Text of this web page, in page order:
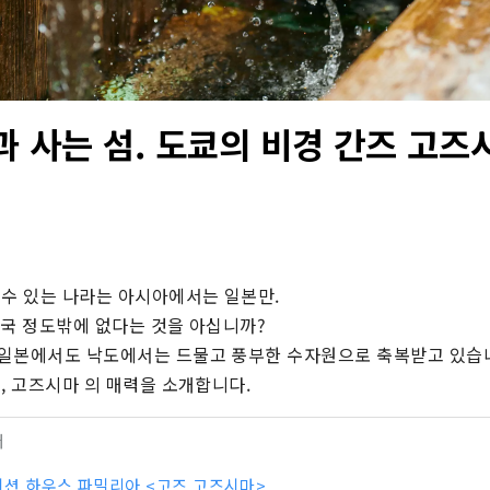
사는 섬. 도쿄의 비경 간즈 고즈
있는 나라는 아시아에서는 일본만.
정도밖에 없다는 것을 아십니까?
본에서도 낙도에서는 드물고 풍부한 수자원으로 축복받고 있습
고즈시마 의 매력을 소개합니다.
션 하우스 파밀리아 <고즈 고즈시마>